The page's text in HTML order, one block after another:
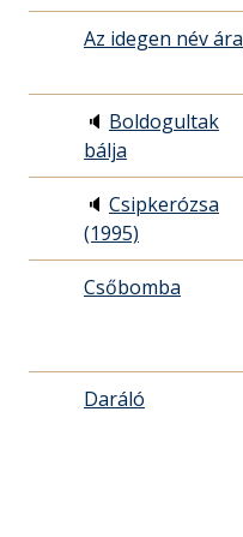
Az idegen név ára
🔈 Boldogultak
bálja
🔈 Csipkerózsa
(1995)
Csőbomba
Daráló